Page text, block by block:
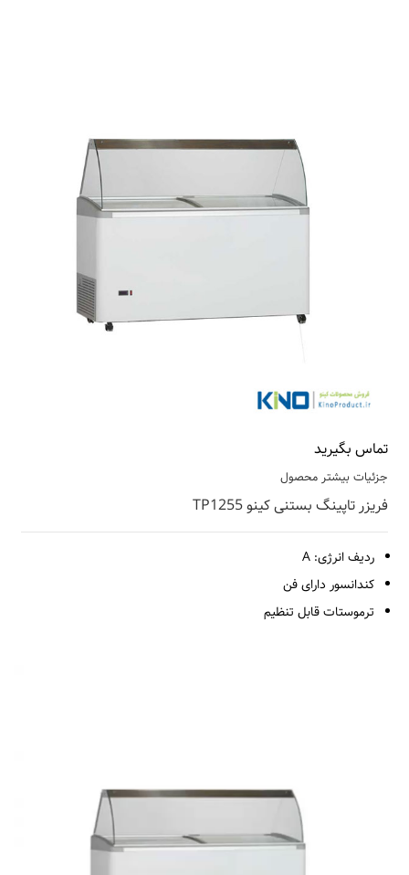
تماس بگیرید
جزئیات بیشتر محصول
فریزر تاپینگ بستنی کینو TP1255
ردیف انرژی: A
کندانسور دارای فن
ترموستات قابل تنظیم